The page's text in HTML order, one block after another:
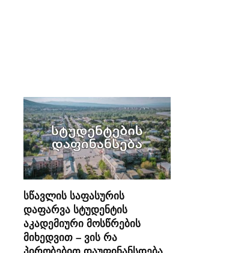
სწავლის საფასურის
დაფარვა სტუდენტის
აკადემიური მოსწრების
მიხედვით – ვის რა